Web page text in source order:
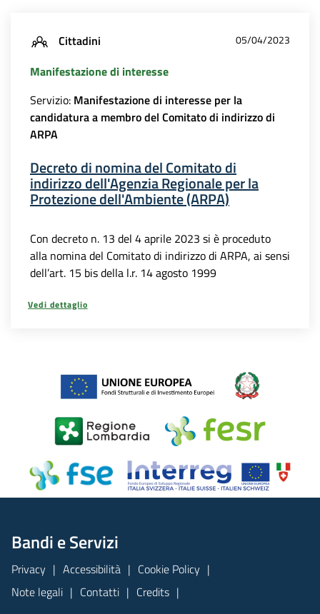
Cittadini 05/04/2023
Manifestazione di interesse
Servizio: Manifestazione di interesse per la
candidatura a membro del Comitato di indirizzo di
ARPA
Decreto di nomina del Comitato di
indirizzo dell'Agenzia Regionale per la
Protezione dell'Ambiente (ARPA)
Con decreto n. 13 del 4 aprile 2023 si è proceduto
alla nomina del Comitato di indirizzo di ARPA, ai sensi
dell’art. 15 bis della l.r. 14 agosto 1999
Vedi dettaglio
Bandi e Servizi
Privacy Accessibilità
Cookie Policy
Note legali
Contatti Credits